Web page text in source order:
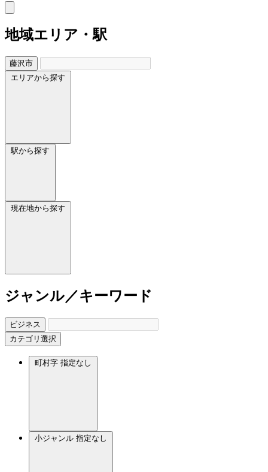
地域エリア・駅
藤沢市
エリアから探す
駅から探す
現在地から探す
ジャンル／キーワード
ビジネス
カテゴリ選択
町村字 指定なし
小ジャンル 指定なし